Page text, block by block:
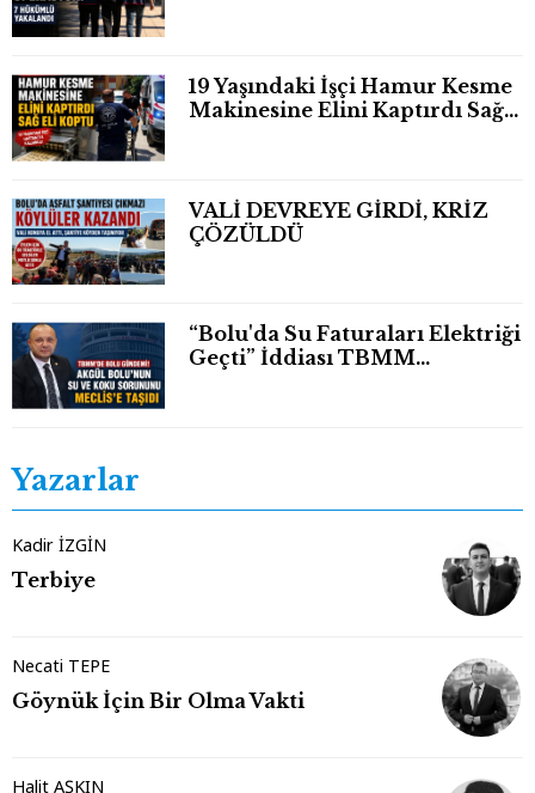
19 Yaşındaki İşçi Hamur Kesme
Makinesine Elini Kaptırdı Sağ
VALİ DEVREYE GİRDİ, KRİZ
ÇÖZÜLDÜ
“Bolu'da Su Faturaları Elektriği
Geçti” İddiası TBMM
Yazarlar
Kadir İZGİN
Terbiye
Necati TEPE
Göynük İçin Bir Olma Vakti
Halit AŞKIN